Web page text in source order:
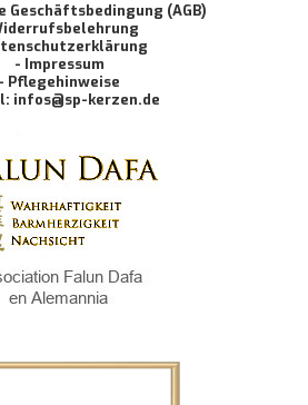
Geschäftsbedingung (AGB)
- Impressum
- Pflegehinweise
infos@sp-kerzen.de